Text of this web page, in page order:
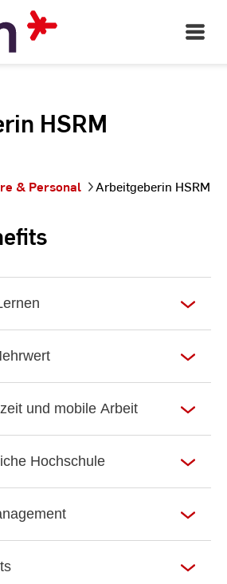
Open
Main
HSRM
& Personal Arbeitgeberin HSRM
und mobile Arbeit
Hochschule